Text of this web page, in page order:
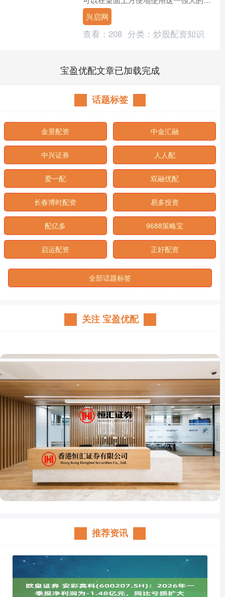
Excel 处理工具。无论是数据清洗、分
析还是生成....
兴启网
查看： 208 分类： 炒股配资知识
宝盈优配文章已加载完成
话题标签
金景配资 中金汇融
中兴证券 人人配
爱一配 双融优配
长春博时配资 易多投资
配亿多 9688策略宝
启运配资 正好配资
全部话题标签
关注 宝盈优配
推荐资讯